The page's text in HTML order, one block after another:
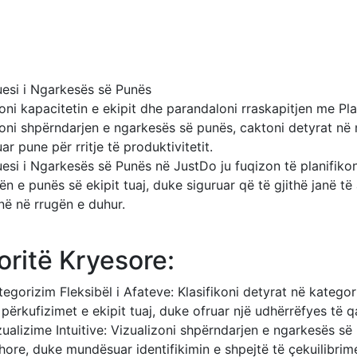
i Ngarkesës së Punës
kapacitetin e ekipit dhe parandaloni rraskapitjen me
shpërndarjen e ngarkesës së punës, caktoni detyrat
pune për rritje të produktivitetit.
i Ngarkesës së Punës në JustDo ju fuqizon të
e punës së ekipit tuaj, duke siguruar që të gjithë janë
në rrugën e duhur.
Kryesore:
Fleksibël i Afateve: Klasifikoni detyrat në
e ekipit tuaj, duke ofruar një udhërrëfyes të
Intuitive: Vizualizoni shpërndarjen e ngarkesës
duke mundësuar identifikimin e shpejtë të